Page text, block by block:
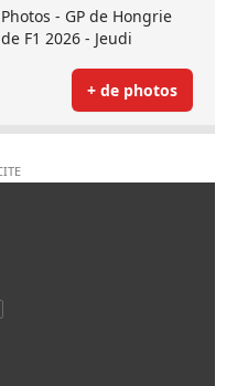
Photos - GP de Hongrie
de F1 2026 - Jeudi
+ de photos